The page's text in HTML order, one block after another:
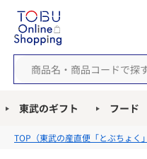
東武のギフト フード
TOP（東武の産直便「とぶちょく」